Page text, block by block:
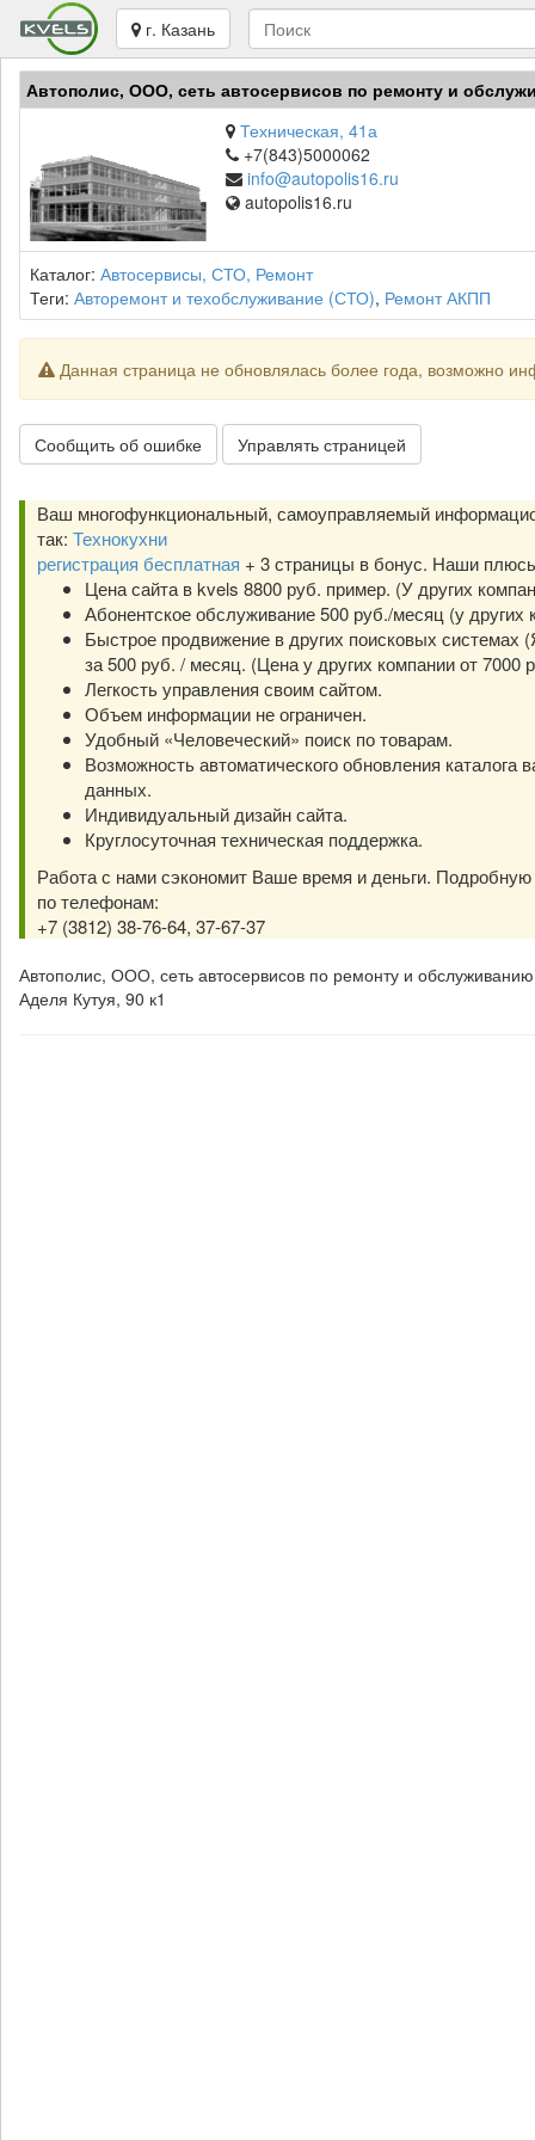
г. Казань
Автополис, ООО, сеть автосервисов по ремонту и
Техническая, 41а
+7(843)5000062
info@autopolis16.ru
autopolis16.ru
Каталог: Автосервисы, СТО, Ремонт
Теги: Авторемонт и техобслуживание (СТО), Ремонт АКПП
Данная страница не обновлялась более года, возможно
Сообщить об ошибке Управлять страницей
Ваш многофункциональный, самоуправляемый
так: Технокухни
регистрация бесплатная + 3 страницы в бонус. Наши
Цена сайта в kvels 8800 руб. пример. (У других
Абонентское обслуживание 500 руб./месяц (у других
Быстрое продвижение в других поисковых системах
за 500 руб. / месяц. (Цена у других компании от 7000
Легкость управления своим сайтом.
Объем информации не ограничен.
Удобный «Человеческий» поиск по товарам.
Возможность автоматического обновления каталога
данных.
Индивидуальный дизайн сайта.
Круглосуточная техническая поддержка.
Работа с нами сэкономит Ваше время и деньги.
по телефонам:
+7 (3812) 38-76-64, 37-67-37
Автополис, ООО, сеть автосервисов по ремонту и
Аделя Кутуя, 90 к1